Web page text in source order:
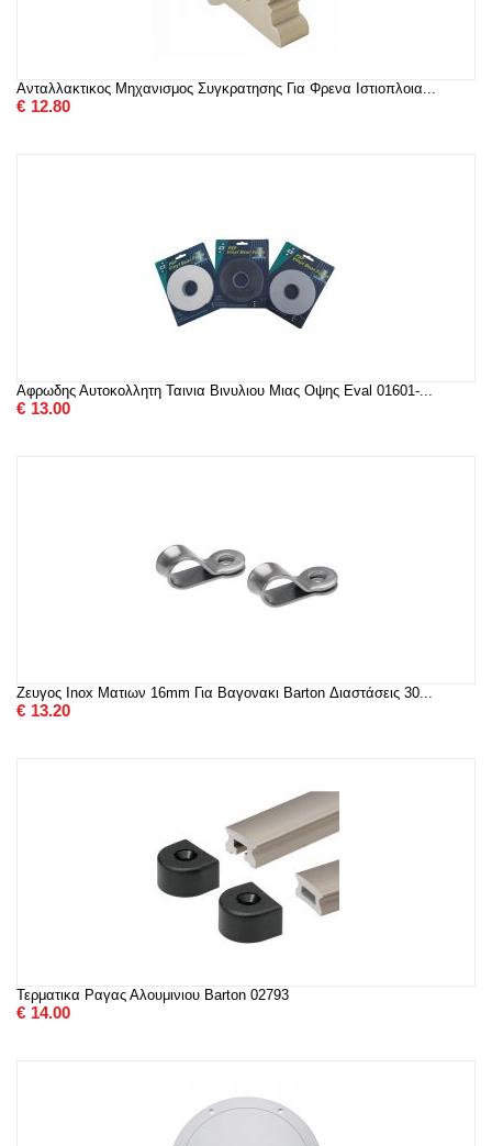
Ανταλλακτικος Μηχανισμος Συγκρατησης Για Φρενα Ιστιοπλοια...
€ 12.80
Αφρωδης Αυτοκολλητη Ταινια Βινυλιου Μιας Οψης Eval 01601-...
€ 13.00
Ζευγος Inox Ματιων 16mm Για Βαγονακι Barton Διαστάσεις 30...
€ 13.20
Τερματικα Ραγας Αλουμινιου Barton 02793
€ 14.00